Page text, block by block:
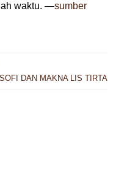
waktu. —sumber
DAN MAKNA LIS TIRTA